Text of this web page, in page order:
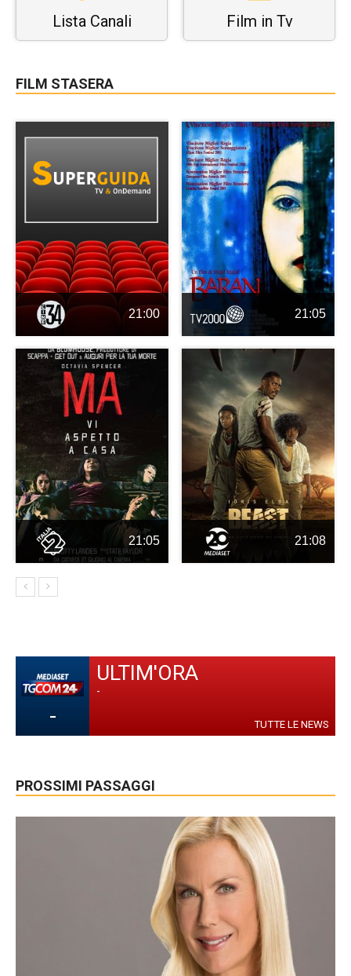
Lista Canali Film in Tv
FILM STASERA
21:00 21:05
21:05 21:08
-
ULTIM'ORA
-
TUTTE LE NEWS
PROSSIMI PASSAGGI